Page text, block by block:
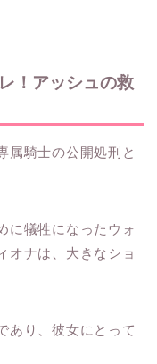
！アッシュの救
属騎士の公開処刑と
に犠牲になったウォ
オナは、大きなショ
あり、彼女にとって